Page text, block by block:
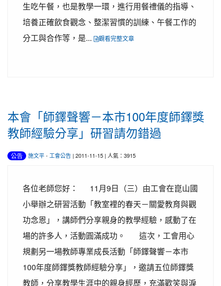
生吃午餐，也是教學一環，進行用餐禮儀的指導、
培養正確飲食觀念、整潔習慣的訓練、午餐工作的
分工與合作等，是...
觀看完整文章
本會「師鐸聲響－本市100年度師鐸獎
教師經驗分享」研習請勿錯過
公告 施文平- 工會公告 | 2011-11-15 | 人氣：3915
各位老師您好： 11月9日（三）由工會在崑山國
小舉辦之研習活動「教室裡的春天－關愛教育與觀
功念恩」，講師們分享親身的教學經驗，感動了在
場的許多人，活動圓滿成功。 這次，工會用心
規劃另一場教師專業成長活動「師鐸聲響－本市
100年度師鐸獎教師經驗分享」，邀請五位師鐸獎
教師，分享教學生涯中的親身經歷，充滿歡笑與淚